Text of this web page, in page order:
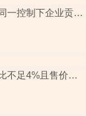
朗信电气：控股股东及同一控制下企业贡献超10亿元收入 同业竞争问题或“悬而未决”
朗信电气：新品收入占比不足4%且售价滑坡 样品定型近九年尚处于未稳定生产阶段